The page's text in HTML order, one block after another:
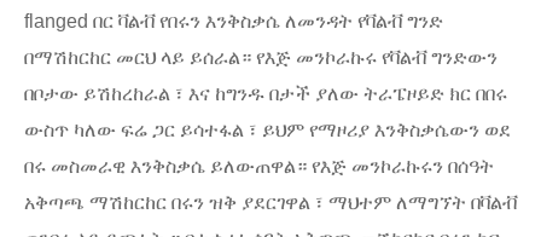
flanged በር ቫልቭ የበሩን እንቅስቃሴ ለመንዳት የቫልቭ ግንድ
በማሽከርከር መርህ ላይ ይሰራል። የእጅ መንኮራኩሩ የቫልቭ ግንድውን
በቦታው ይሽከረከራል ፣ እና ከግንዱ በታች ያለው ትራፔዞይድ ክር በበሩ
ውስጥ ካለው ፍሬ ጋር ይሳተፋል ፣ ይህም የማዞሪያ እንቅስቃሴውን ወደ
በሩ መስመራዊ እንቅስቃሴ ይለውጠዋል። የእጅ መንኮራኩሩን በሰዓት
አቅጣጫ ማሽከርከር በሩን ዝቅ ያደርገዋል ፣ ማህተም ለማግኘት በቫልቭ